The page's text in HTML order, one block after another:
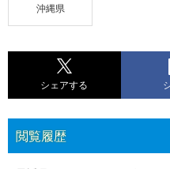
沖縄県
シェアする
閲覧履歴